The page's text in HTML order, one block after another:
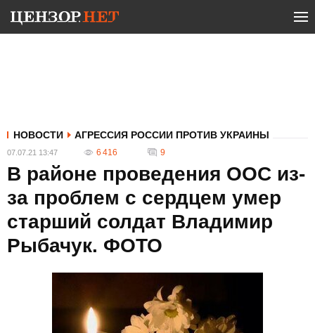
НОВОСТИ АГРЕССИЯ РОССИИ ПРОТИВ УКРАИНЫ
07.07.21 13:47 6 416 9
В районе проведения ООС из-
за проблем с сердцем умер
старший солдат Владимир
Рыбачук. ФОТО